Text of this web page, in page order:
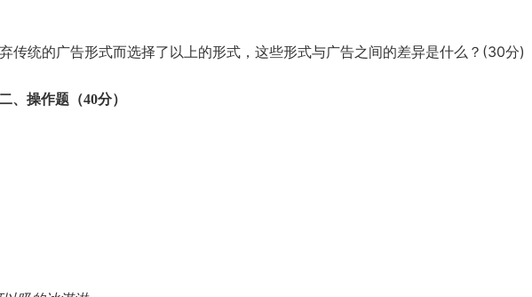
传统的广告形式而选择了以上的形式，这些形式与广告之间的差异是什么？(30分)
、操作题（40分）